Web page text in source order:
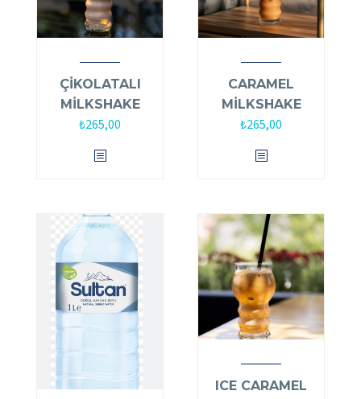
ÇİKOLATALI
MİLKSHAKE
₺265,00
CARAMEL
MİLKSHAKE
₺265,00
ICE CARAMEL